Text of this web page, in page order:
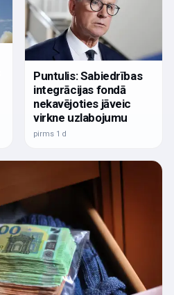
Puntulis: Sabiedrības
integrācijas fondā
nekavējoties jāveic
virkne uzlabojumu
pirms 1 d